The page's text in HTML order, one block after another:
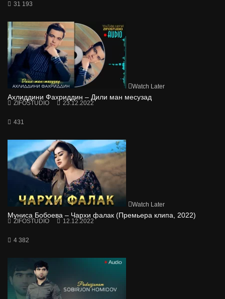
31 193
Watch Later
Ахлиддини Фахриддин – Дили ман месузад
ZIFOSTUDIO 23.12.2022
431
Watch Later
Муниса Бобоева – Чархи фалак (Премьера клипа, 2022)
ZIFOSTUDIO 12.12.2022
4 382